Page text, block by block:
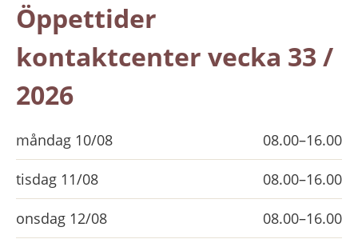
Öppettider
kontaktcenter vecka 33 /
2026
måndag 10/08 08.00–16.00
tisdag 11/08 08.00–16.00
onsdag 12/08 08.00–16.00